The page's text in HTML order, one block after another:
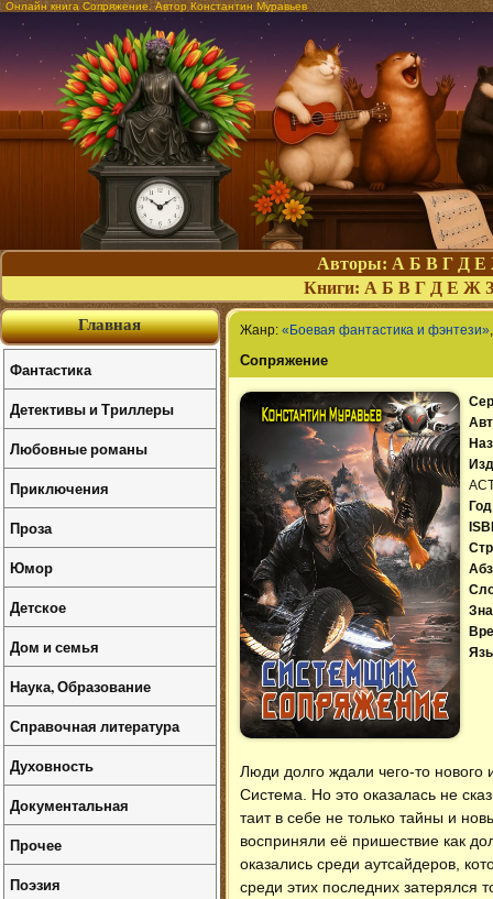
Онлайн книга Сопряжение. Автор Константин Муравьев
Авторы: А Б В Г Д Е
Книги: А Б В Г Д Е Ж З
Жанр: «Боевая фантастика и фэнтези»
Сопряжение
Люди долго ждали чего-то нового
Система. Но это оказалась не
таит в себе не только тайны и
восприняли её пришествие как
оказались среди аутсайдеров,
среди этих последних затерялся
Главная
Фантастика
Детективы и Триллеры
Любовные романы
Приключения
Проза
Юмор
Детское
Дом и семья
Наука, Образование
Справочная литература
Духовность
Документальная
Прочее
Поэзия